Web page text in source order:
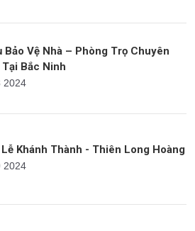
Bảo Vệ Nhà – Phòng Trọ Chuyên
Tại Bắc Ninh
2024
Lễ Khánh Thành - Thiên Long Hoàng
2024